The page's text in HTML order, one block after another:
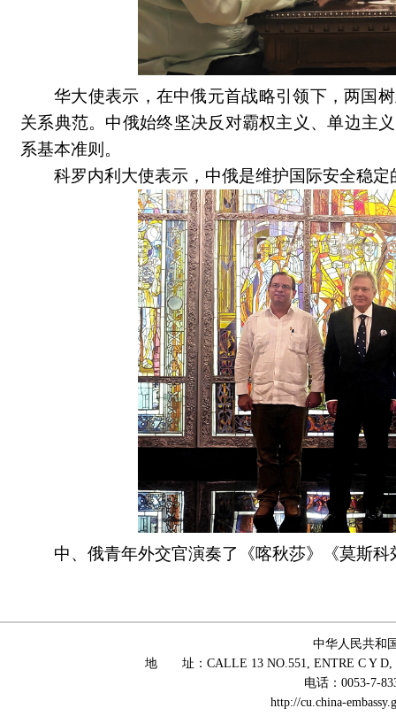
华大使表示，在中俄元首战略引领下，两国
关系典范。中俄始终坚决反对霸权主义、单边主
系基本准则。
科罗内利大使表示，中俄是维护国际安全稳
中、俄青年外交官演奏了《喀秋莎》《莫斯
中华人民共和
地 址：CALLE 13 NO.551, ENTRE C Y D,
电话：0053-7-
http://cu.china-